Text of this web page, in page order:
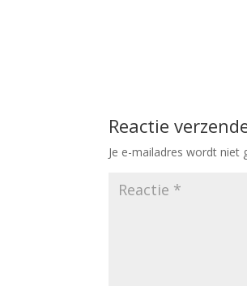
Reactie
Je e-mailadres wordt niet